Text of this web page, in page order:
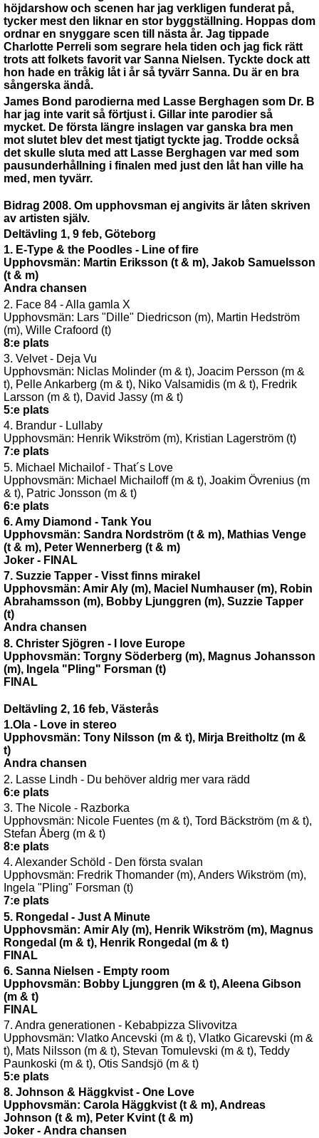
höjdarshow och scenen har jag verkligen funderat på,
tycker mest den liknar en stor byggställning. Hoppas dom
ordnar en snyggare scen till nästa år. Jag tippade
Charlotte Perreli som segrare hela tiden och jag fick rätt
trots att folkets favorit var Sanna Nielsen. Tyckte dock att
hon hade en tråkig låt i år så tyvärr Sanna. Du är en bra
sångerska ändå.
James Bond parodierna med Lasse Berghagen som Dr. B
har jag inte varit så förtjust i. Gillar inte parodier så
mycket. De första längre inslagen var ganska bra men
mot slutet blev det mest tjatigt tyckte jag. Trodde också
det skulle sluta med att Lasse Berghagen var med som
pausunderhållning i finalen med just den låt han ville ha
med, men tyvärr.
Bidrag 2008. Om upphovsman ej angivits är låten skriven
av artisten själv.
Deltävling 1, 9 feb, Göteborg
1. E-Type & the Poodles - Line of fire
Upphovsmän: Martin Eriksson (t & m), Jakob Samuelsson
(t & m)
Andra chansen
2. Face 84 - Alla gamla X
Upphovsmän: Lars "Dille" Diedricson (m), Martin Hedström
(m), Wille Crafoord (t)
8:e plats
3. Velvet - Deja Vu
Upphovsmän: Niclas Molinder (m & t), Joacim Persson (m &
t), Pelle Ankarberg (m & t), Niko Valsamidis (m & t), Fredrik
Larsson (m & t), David Jassy (m & t)
5:e plats
4. Brandur - Lullaby
Upphovsmän: Henrik Wikström (m), Kristian Lagerström (t)
7:e plats
5. Michael Michailof - That´s Love
Upphovsmän: Michael Michailoff (m & t), Joakim Övrenius (m
& t), Patric Jonsson (m & t)
6:e plats
6. Amy Diamond - Tank You
Upphovsmän: Sandra Nordström (t & m), Mathias Venge
(t & m), Peter Wennerberg (t & m)
Joker - FINAL
7. Suzzie Tapper - Visst finns mirakel
Upphovsmän: Amir Aly (m), Maciel Numhauser (m), Robin
Abrahamsson (m), Bobby Ljunggren (m), Suzzie Tapper
(t)
Andra chansen
8. Christer Sjögren - I love Europe
Upphovsmän: Torgny Söderberg (m), Magnus Johansson
(m), Ingela "Pling" Forsman (t)
FINAL
Deltävling 2, 16 feb, Västerås
1.Ola - Love in stereo
Upphovsmän: Tony Nilsson (m & t), Mirja Breitholtz (m &
t)
Andra chansen
2. Lasse Lindh - Du behöver aldrig mer vara rädd
6:e plats
3. The Nicole - Razborka
Upphovsmän: Nicole Fuentes (m & t), Tord Bäckström (m & t),
Stefan Åberg (m & t)
8:e plats
4. Alexander Schöld - Den första svalan
Upphovsmän: Fredrik Thomander (m), Anders Wikström (m),
Ingela "Pling" Forsman (t)
7:e plats
5. Rongedal - Just A Minute
Upphovsmän: Amir Aly (m), Henrik Wikström (m), Magnus
Rongedal (m & t), Henrik Rongedal (m & t)
FINAL
6. Sanna Nielsen - Empty room
Upphovsmän: Bobby Ljunggren (m & t), Aleena Gibson
(m & t)
FINAL
7. Andra generationen - Kebabpizza Slivovitza
Upphovsmän: Vlatko Ancevski (m & t), Vlatko Gicarevski (m &
t), Mats Nilsson (m & t), Stevan Tomulevski (m & t), Teddy
Paunkoski (m & t), Otis Sandsjö (m & t)
5:e plats
8. Johnson & Häggkvist - One Love
Upphovsmän: Carola Häggkvist (t & m), Andreas
Johnson (t & m), Peter Kvint (t & m)
Joker - Andra chansen